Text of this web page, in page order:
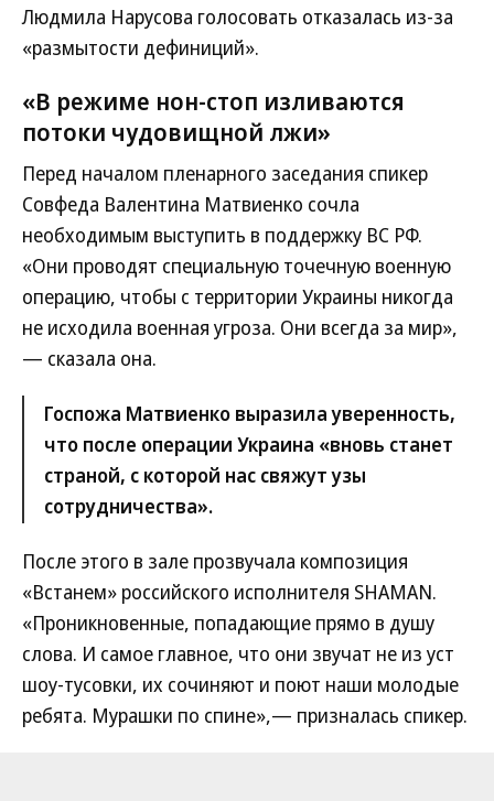
Людмила Нарусова голосовать отказалась из-за
«размытости дефиниций».
«В режиме нон-стоп изливаются
потоки чудовищной лжи»
Перед началом пленарного заседания спикер
Совфеда Валентина Матвиенко сочла
необходимым выступить в поддержку ВС РФ.
«Они проводят специальную точечную военную
операцию, чтобы с территории Украины никогда
не исходила военная угроза. Они всегда за мир»,
— сказала она.
Госпожа Матвиенко выразила уверенность,
что после операции Украина «вновь станет
страной, с которой нас свяжут узы
сотрудничества».
После этого в зале прозвучала композиция
«Встанем» российского исполнителя SHAMAN.
«Проникновенные, попадающие прямо в душу
слова. И самое главное, что они звучат не из уст
шоу-тусовки, их сочиняют и поют наши молодые
ребята. Мурашки по спине»,— призналась спикер.